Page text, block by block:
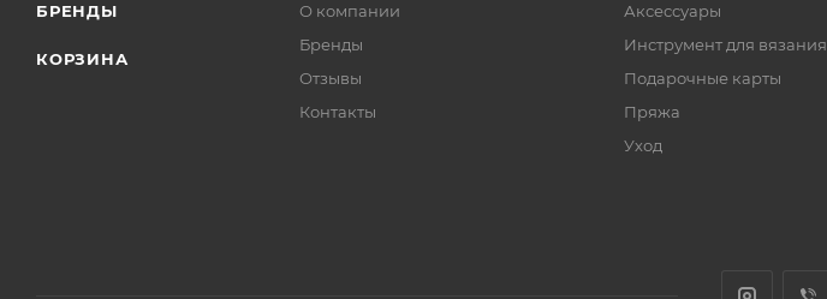
БРЕНДЫ
КОРЗИНА
О компании
Бренды
Отзывы
Контакты
Аксессуары
Инструмент для вязания
Подарочные карты
Пряжа
Уход